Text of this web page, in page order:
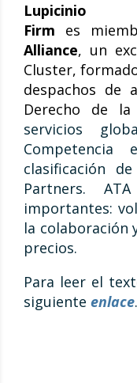
Lupicinio
Firm es
Alliance, un
Cluster,
despachos de
Derecho de la
servicios
clasificación
Partners.
importantes:
la colaboración
precios.
Para leer el
siguiente enlace.